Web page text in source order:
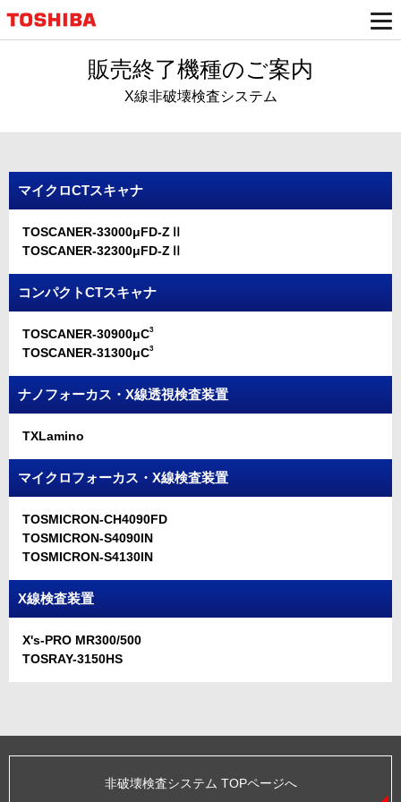
販売終了機種のご案内
X線非破壊検査システム
マイクロCTスキャナ
TOSCANER-33000μFD-ZⅡ
TOSCANER-32300μFD-ZⅡ
コンパクトCTスキャナ
TOSCANER-30900μC3
TOSCANER-31300μC3
ナノフォーカス・X線透視検査装置
TXLamino
マイクロフォーカス・X線検査装置
TOSMICRON-CH4090FD
TOSMICRON-S4090IN
TOSMICRON-S4130IN
X線検査装置
X's-PRO MR300/500
TOSRAY-3150HS
非破壊検査システム TOPページへ